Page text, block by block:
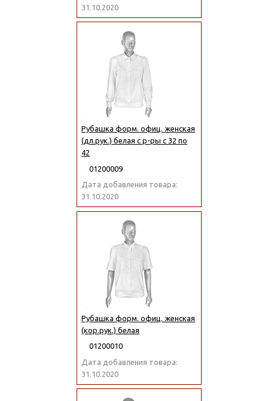
31.10.2020
Рубашка форм. офиц. женская
(дл.рук.) белая с р-ры с 32 по
42
01200009
Дата добавления товара:
31.10.2020
Рубашка форм. офиц. женская
(кор.рук.) белая
01200010
Дата добавления товара:
31.10.2020